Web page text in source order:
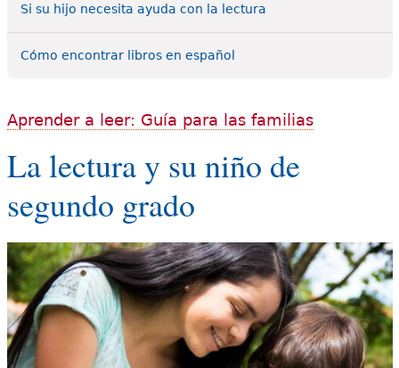
Si su hijo necesita ayuda con la lectura
Cómo encontrar libros en español
Aprender a leer: Guía para las familias
La lectura y su niño de
segundo grado